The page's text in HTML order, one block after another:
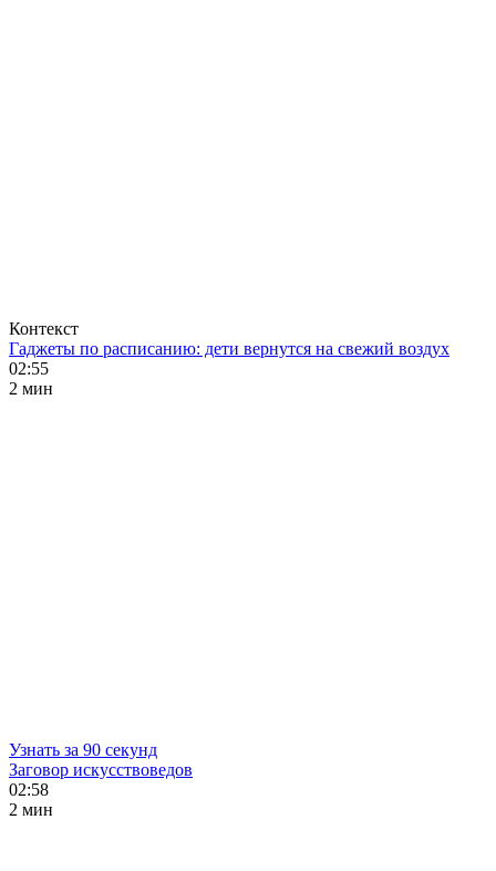
Контекст
Гаджеты по расписанию: дети вернутся на свежий воздух
02:55
2 мин
Узнать за 90 секунд
Заговор искусствоведов
02:58
2 мин